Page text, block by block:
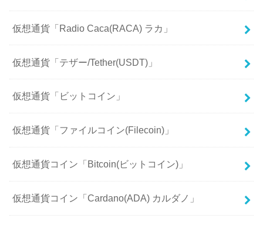
仮想通貨「Radio Caca(RACA) ラカ」
仮想通貨「テザー/Tether(USDT)」
仮想通貨「ビットコイン」
仮想通貨「ファイルコイン(Filecoin)」
仮想通貨コイン「Bitcoin(ビットコイン)」
仮想通貨コイン「Cardano(ADA) カルダノ」